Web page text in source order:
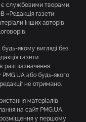
є службовими творами,
«Редакція газети
інших авторів
якому вигляді без
газети
разі зазначення
PMG.UA або будь-якого
не отримано.
матеріалів
на сайт PMG.UA,
у першому